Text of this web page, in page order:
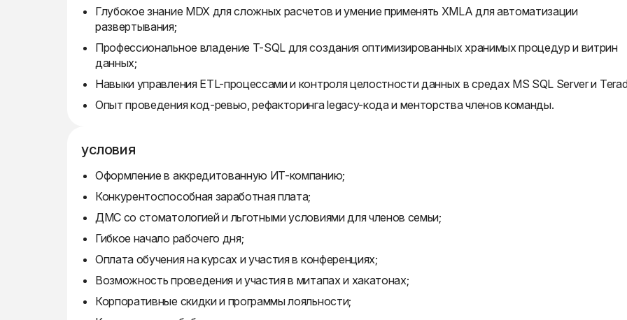
Глубокое знание MDX для сложных расчетов и умение применять XMLA для автоматизации
развертывания;
Профессиональное владение T-SQL для создания оптимизированных хранимых процедур и витрин
данных;
Навыки управления ETL-процессами и контроля целостности данных в средах MS SQL Server и
Опыт проведения код-ревью, рефакторинга legacy-кода и менторства членов команды.
условия
Оформление в аккредитованную ИТ-компанию;
Конкурентоспособная заработная плата;
ДМС со стоматологией и льготными условиями для членов семьи;
Гибкое начало рабочего дня;
Оплата обучения на курсах и участия в конференциях;
Возможность проведения и участия в митапах и хакатонах;
Корпоративные скидки и программы лояльности;